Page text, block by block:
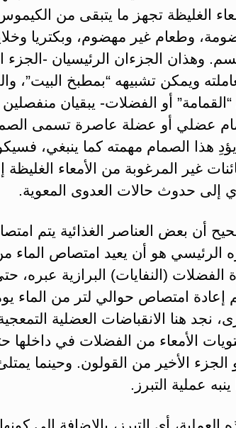
الغليظة تجهز ما يتبقى من
وطعام غير مهضوم، وبكتريا
وهذان الجزءان الرئيسيان -الجزء
ويمكن تشبيهه “بمطبخ البيت”،
أو الفضلات- يبقيان
عضلي أو عضلة عاصرة تسمى الصمام
هذا الصمام مهمته كما ينبغي،
غير المرغوبة من الأمعاء الغليظة
إلى حدوث حالات العدوى المعوية.
أن بعض العناصر الغذائية يتم
الرئيسي هو أن يعيد امتصاص الماء
الفضلات (النفايات) البرازية عبره،
إعادة امتصاص حوالي لتر من الماء
نجد هنا الانقباضات العضلية
الأمعاء من الفضلات في داخلها
الجزء الأخير من القولون. وحينما
عملية التبرز.